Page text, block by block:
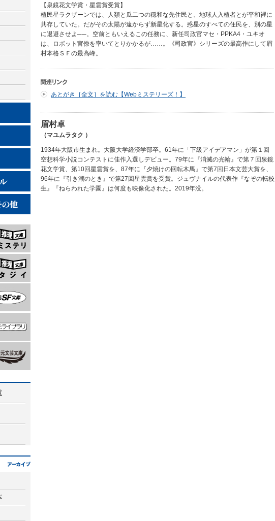
【泉鏡花文学賞・星雲賞受賞】
植民星ラクザーンでは、人類と瓜二つの穏和な先住民と、地球人入植者とが平和裡に
共存していた。だがその太陽が遠からず新星化する。惑星のすべての住民を、別の星
に退避させよ──。空前ともいえるこの任務に、新任司政官マセ・PPKA4・ユキオ
は、ロボット官僚を率いてとりかかるが……。《司政官》シリーズの最高作にして眉
村本格ＳＦの最高峰。
あとがき［全文］を読む【Webミステリーズ！】
眉村卓
（マユムラタク ）
1934年大阪市生まれ。大阪大学経済学部卒。61年に「下級アイデアマン」が第１回
空想科学小説コンテストに佳作入選しデビュー。79年に『消滅の光輪』で第７回泉鏡
花文学賞、第10回星雲賞を、87年に『夕焼けの回転木馬』で第7回日本文芸大賞を、
96年に『引き潮のとき』で第27回星雲賞を受賞。ジュヴナイルの代表作『なぞの転校
生』『ねらわれた学園』は何度も映像化された。2019年没。